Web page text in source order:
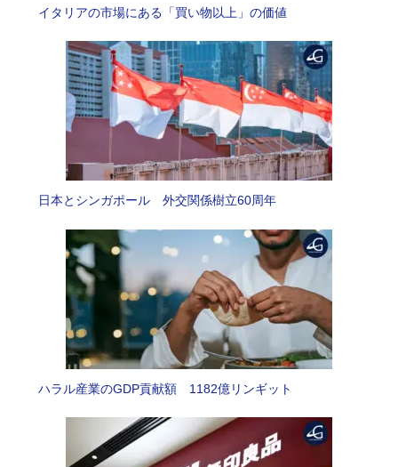
イタリアの市場にある「買い物以上」の価値
日本とシンガポール 外交関係樹立60周年
ハラル産業のGDP貢献額 1182億リンギット